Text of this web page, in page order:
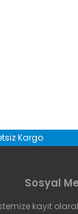
Kargo
Sosyal
kayıt